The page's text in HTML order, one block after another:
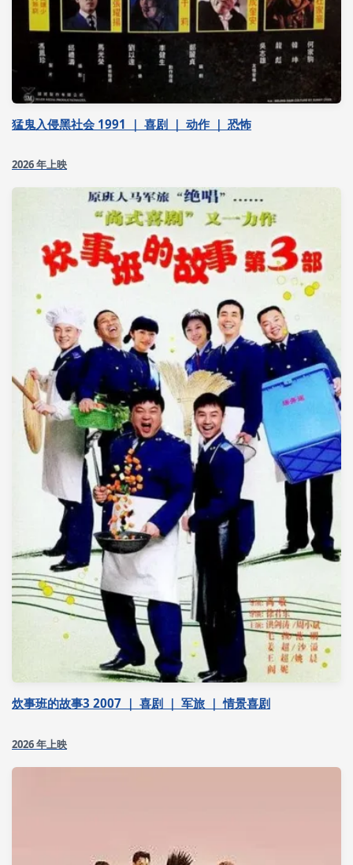
猛鬼入侵黑社会 1991 ｜ 喜剧 ｜ 动作 ｜ 恐怖
2026 年上映
炊事班的故事3 2007 ｜ 喜剧 ｜ 军旅 ｜ 情景喜剧
2026 年上映